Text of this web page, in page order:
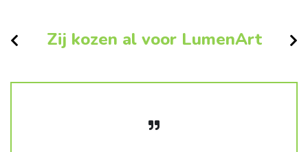
Zij kozen al voor LumenArt